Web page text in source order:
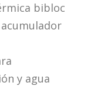
bibloc
y agua